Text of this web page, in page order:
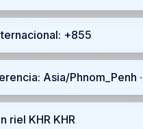
+855
Asia/Phnom_Penh
riel KHR KHR